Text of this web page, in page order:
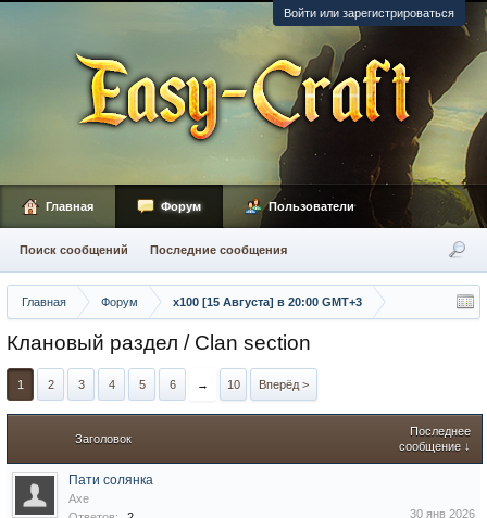
Войти или зарегистрироваться
Главная Форум х100 [15 Августа] в 20:00 GMT+3
Клановый раздел / Сlan section
1 2 3 4 5 6 → 10 Вперёд >
Заголовок
Последнее
сообщение ↓
Пати солянка
Axe
30 янв 2026
Главная Форум
Поиск сообщений Последние сообщения
Пользователи